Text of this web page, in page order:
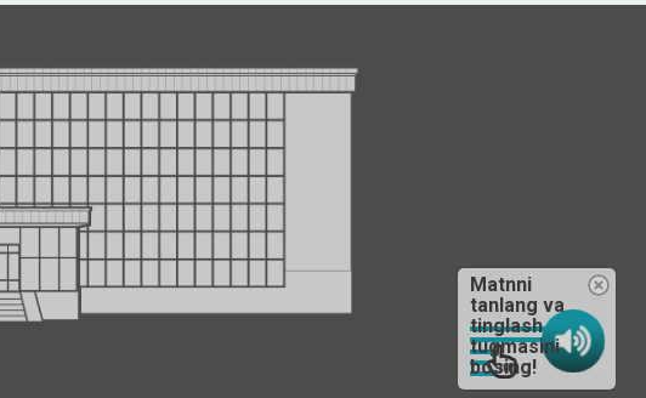
Matnni
tanlang va
tinglash
tugmasini
bosing!